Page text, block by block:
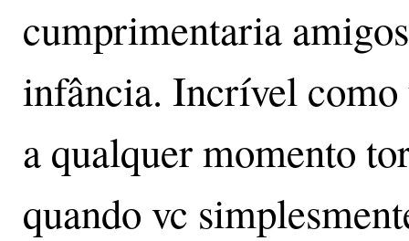
cumprimentaria
infância. Incrível como
a qualquer momento
quando vc